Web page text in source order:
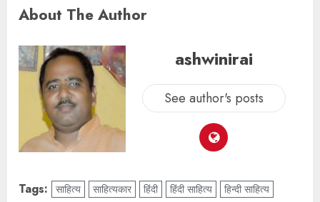
About The Author
ashwinirai
See author's posts
Tags: साहित्य साहित्यकार हिंदी हिंदी साहित्य हिन्दी साहित्य